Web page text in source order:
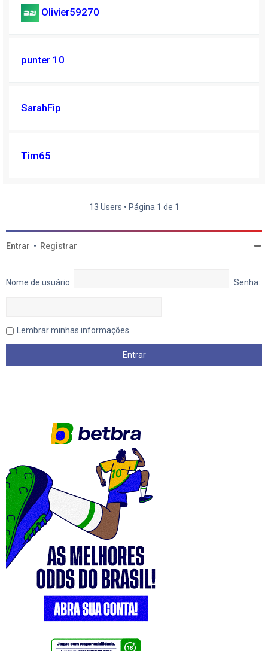
Olivier59270
punter 10
SarahFip
Tim65
13 Users • Página 1 de 1
Entrar • Registrar
Nome de usuário: Senha:
Lembrar minhas informações